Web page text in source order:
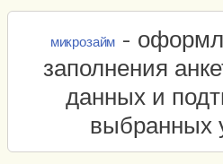
микрозайм -
заполнения
данных и
выбранных